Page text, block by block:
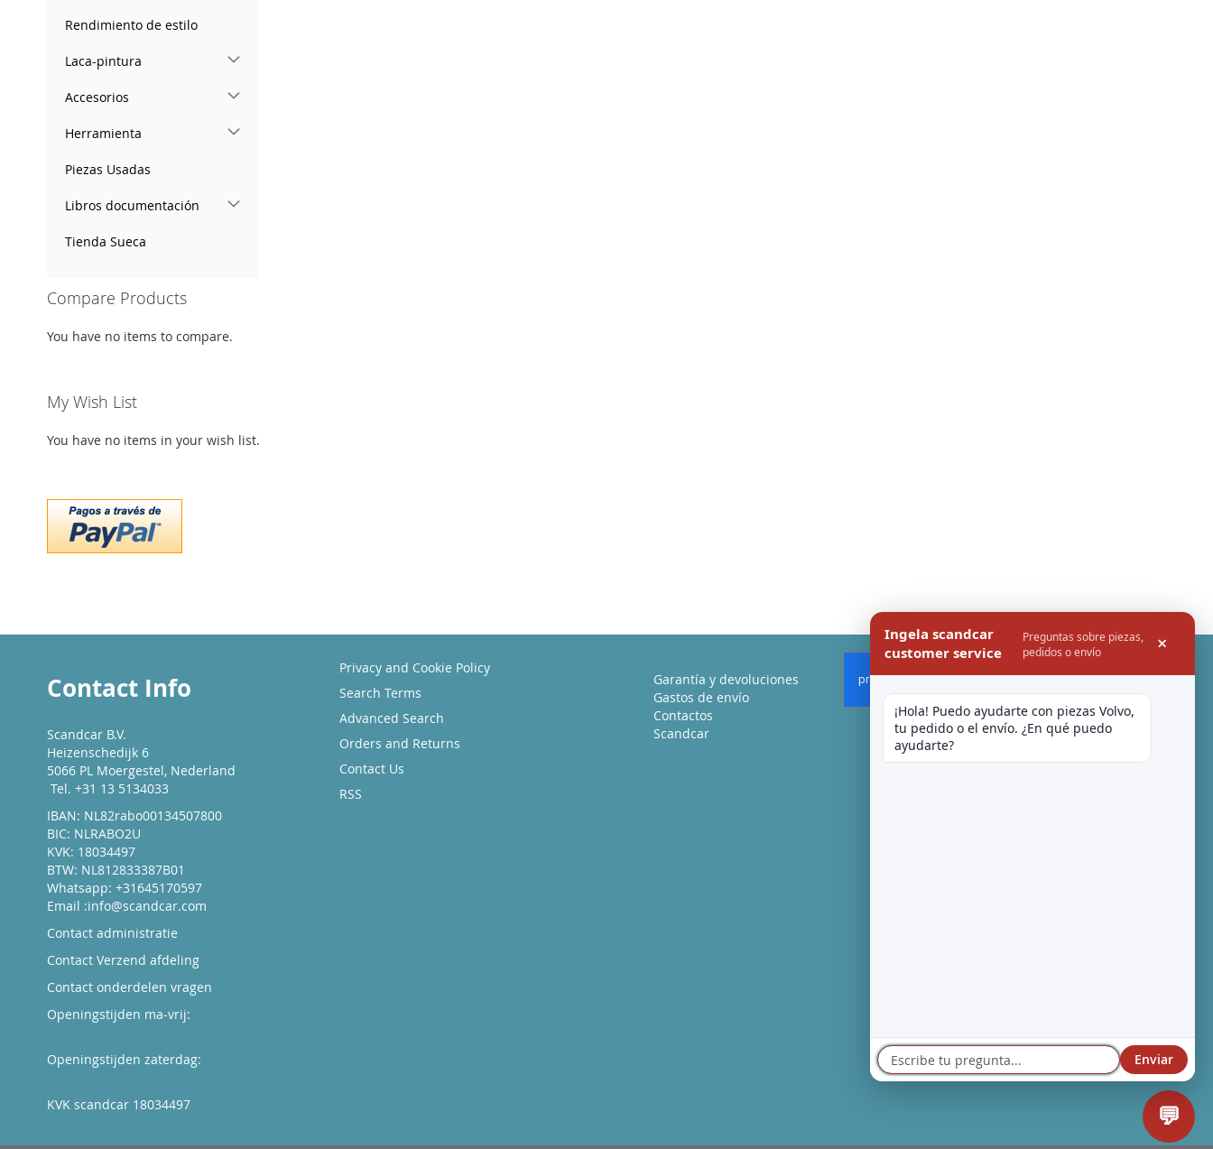
Rendimiento de estilo
Laca-pintura
Accesorios
Herramienta
Piezas Usadas
Libros documentación
Tienda Sueca
Compare Products
You have no items to compare.
My Wish List
You have no items in your wish list.
Contact Info
Scandcar B.V.
Heizenschedijk 6
5066 PL Moergestel, Nederland
Tel. +31 13 5134033
IBAN: NL82rabo00134507800
BIC: NLRABO2U
KVK: 18034497
BTW: NL812833387B01
Whatsapp: +31645170597
Email :info@scandcar.com
Contact administratie
Contact Verzend afdeling
Contact onderdelen vragen
Openingstijden ma-vrij:
Openingstijden zaterdag:
KVK scandcar 18034497
Privacy and Cookie Policy
Search Terms
Advanced Search
Orders and Returns
Contact Us
RSS
Garantía y devoluciones
Gastos de envío
Contactos
Scandcar
💬
Ingela scandcar
customer service
Preguntas sobre piezas,
pedidos o envío
×
¡Hola! Puedo ayudarte con piezas Volvo,
tu pedido o el envío. ¿En qué puedo
ayudarte?
Enviar